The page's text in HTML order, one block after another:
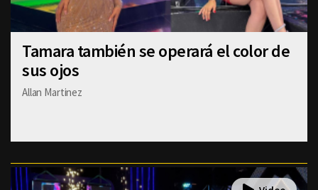
Tamara también se operará el color de
sus ojos
Allan Martinez